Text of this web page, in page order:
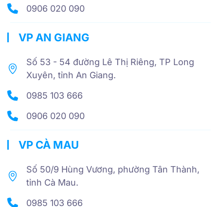
0906 020 090
VP AN GIANG
Số 53 - 54 đường Lê Thị Riêng, TP Long
Xuyên, tỉnh An Giang.
0985 103 666
0906 020 090
VP CÀ MAU
Số 50/9 Hùng Vương, phường Tân Thành,
tỉnh Cà Mau.
0985 103 666